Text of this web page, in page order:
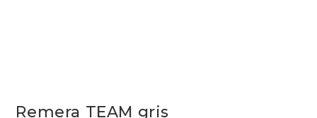
Remera TEAM gris